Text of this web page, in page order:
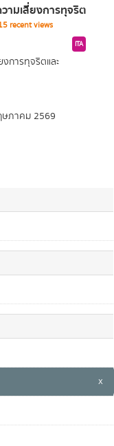
x
ามเสี่ยงการทุจริต
recent views
ITA
การทุจริตและ
ภาคม 2569